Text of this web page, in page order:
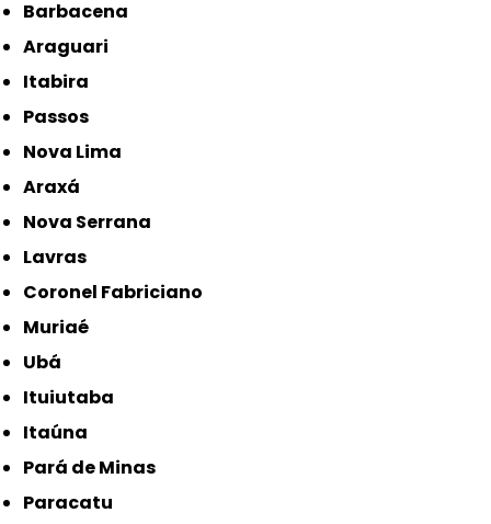
Barbacena
Araguari
Itabira
Passos
Nova Lima
Araxá
Nova Serrana
Lavras
Coronel Fabriciano
Muriaé
Ubá
Ituiutaba
Itaúna
Pará de Minas
Paracatu